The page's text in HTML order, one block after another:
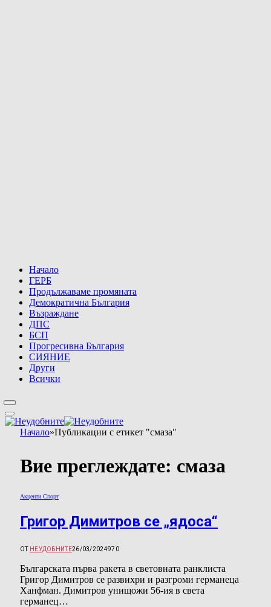
Начало
ГЕРБ
Продължаваме промяната
Демократична България
Възраждане
ДПС
БСП
Прогресивна България
СИЯНИЕ
Други
Всички
Начало»Публикации с етикет "смаза"
Вие преглеждате: смаза
Акценти Спорт
Григор Димитров се „ядоса“
ОТ НЕУДОБНИТЕ26/03/2024970
Българската първа ракета в световната ранклиста
Григор Димитров се развихри и разгроми германеца
Ханфман. Димитров унищожи 56-ия в света
германец…